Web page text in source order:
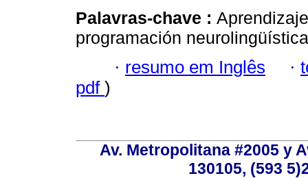
Palavras-chave :
programación
· resumo em Inglês ·
pdf )
Av. Metropolitana #2005 y
130105, (593